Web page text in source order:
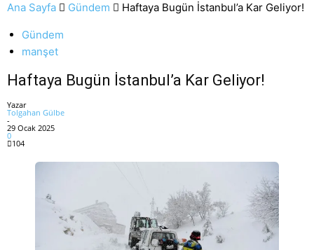
Ana Sayfa Gündem Haftaya Bugün İstanbul’a Kar Geliyor!
Gündem
manşet
Haftaya Bugün İstanbul’a Kar Geliyor!
Yazar
Tolgahan Gülbe
-
29 Ocak 2025
0
104